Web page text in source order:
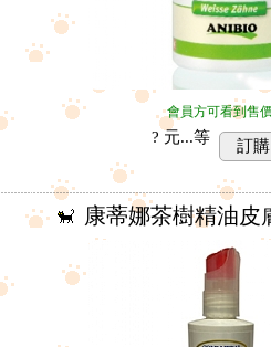
會員方可看到售
? 元...等 訂購
康蒂娜茶樹精油皮